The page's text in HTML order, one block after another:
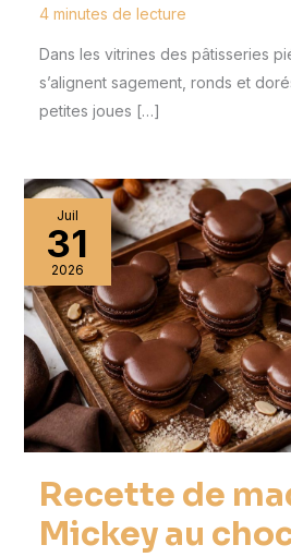
4 minutes de lecture
Dans les vitrines des pâtisseries
s’alignent sagement, ronds et
petites joues […]
Juil
31
2026
Recette de
Mickey au